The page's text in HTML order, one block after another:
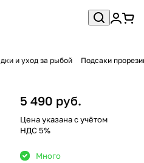
и уход за рыбой Подсаки
5 490 руб.
Цена указана с учётом
НДС 5%
Много